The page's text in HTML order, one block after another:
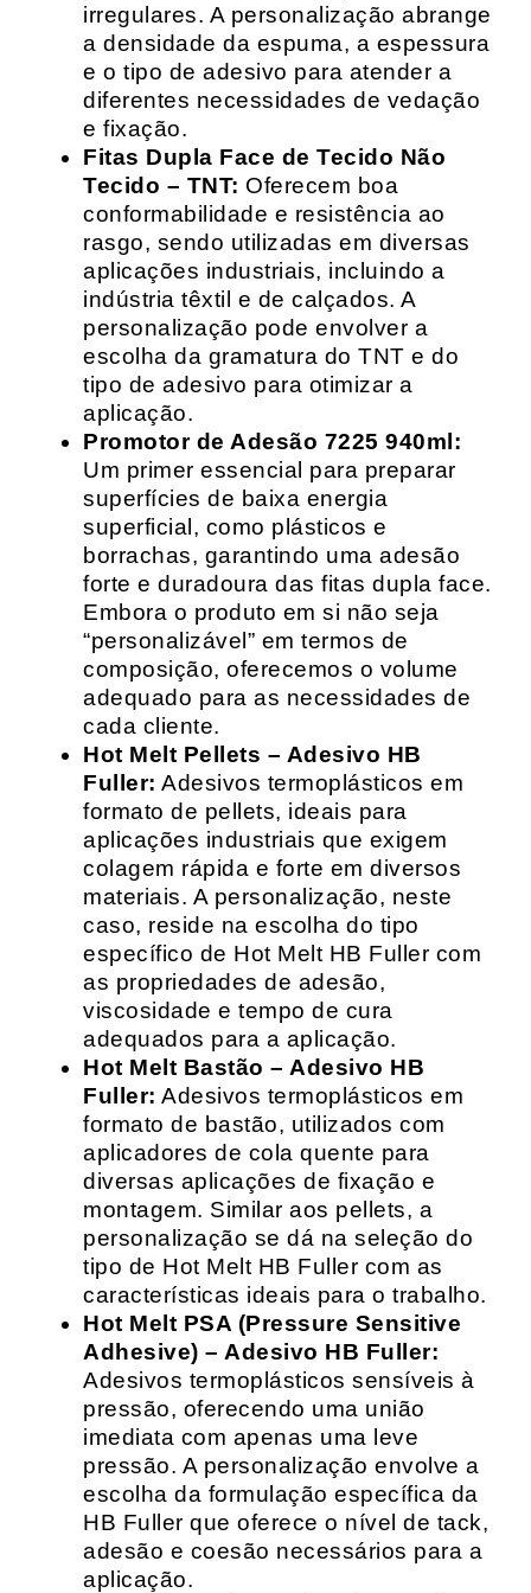
irregulares. A personalização abrange
a densidade da espuma, a espessura
e o tipo de adesivo para atender a
diferentes necessidades de vedação
e fixação.
Fitas Dupla Face de Tecido Não
Tecido – TNT: Oferecem boa
conformabilidade e resistência ao
rasgo, sendo utilizadas em diversas
aplicações industriais, incluindo a
indústria têxtil e de calçados. A
personalização pode envolver a
escolha da gramatura do TNT e do
tipo de adesivo para otimizar a
aplicação.
Promotor de Adesão 7225 940ml:
Um primer essencial para preparar
superfícies de baixa energia
superficial, como plásticos e
borrachas, garantindo uma adesão
forte e duradoura das fitas dupla face.
Embora o produto em si não seja
“personalizável” em termos de
composição, oferecemos o volume
adequado para as necessidades de
cada cliente.
Hot Melt Pellets – Adesivo HB
Fuller: Adesivos termoplásticos em
formato de pellets, ideais para
aplicações industriais que exigem
colagem rápida e forte em diversos
materiais. A personalização, neste
caso, reside na escolha do tipo
específico de Hot Melt HB Fuller com
as propriedades de adesão,
viscosidade e tempo de cura
adequados para a aplicação.
Hot Melt Bastão – Adesivo HB
Fuller: Adesivos termoplásticos em
formato de bastão, utilizados com
aplicadores de cola quente para
diversas aplicações de fixação e
montagem. Similar aos pellets, a
personalização se dá na seleção do
tipo de Hot Melt HB Fuller com as
características ideais para o trabalho.
Hot Melt PSA (Pressure Sensitive
Adhesive) – Adesivo HB Fuller:
Adesivos termoplásticos sensíveis à
pressão, oferecendo uma união
imediata com apenas uma leve
pressão. A personalização envolve a
escolha da formulação específica da
HB Fuller que oferece o nível de tack,
adesão e coesão necessários para a
aplicação.